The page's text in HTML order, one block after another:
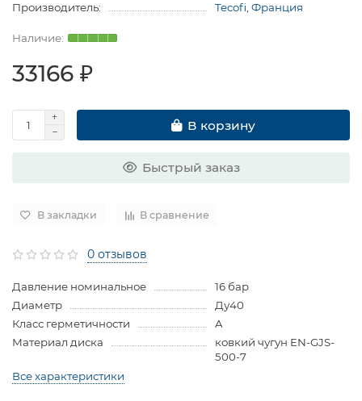
Производитель:
Tecofi, Франция
33166 ₽
В корзину
Быстрый заказ
В закладки В сравнение
0 отзывов
Давление номинальное
16 бар
Диаметр
Ду40
Класс герметичности
A
Материал диска
ковкий чугун EN-GJS-
500-7
Все характеристики